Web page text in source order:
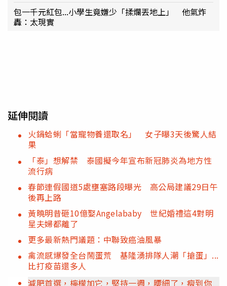
包一千元紅包...小學生竟嫌少「揉爛丟地上」 他氣炸
轟：太現實
延伸閱讀
火鍋蛤蜊「當寵物養還取名」 女子曝3天後驚人結
果
「泰」想解禁 泰國擬今年宣布新冠肺炎為地方性
流行病
春節連假國道5處壅塞路段曝光 高公局建議29日午
後再上路
黃曉明昔砸10億娶Angelababy 世紀婚禮這4對明
星夫婦都離了
更多最新熱門議題：中聯致癌油風暴
禽流感爆發全台鬧蛋荒 基隆湧排隊人潮「搶蛋」...
比打疫苗還多人
減肥首選，檸檬加它，堅持一週，腰細了，瘦到你